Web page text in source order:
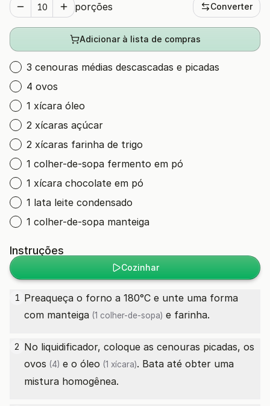
porções Converter
Adicionar à lista de compras
3 cenouras médias descascadas e picadas
4 ovos
1 xícara óleo
2 xícaras açúcar
2 xícaras farinha de trigo
1 colher-de-sopa fermento em pó
1 xícara chocolate em pó
1 lata leite condensado
1 colher-de-sopa manteiga
Instruções
Cozinhar
1 Preaqueça o forno a 180°C e unte uma forma
com manteiga (1 colher-de-sopa) e farinha.
2 No liquidificador, coloque as cenouras picadas, os
ovos (4) e o óleo (1 xícara). Bata até obter uma
mistura homogênea.